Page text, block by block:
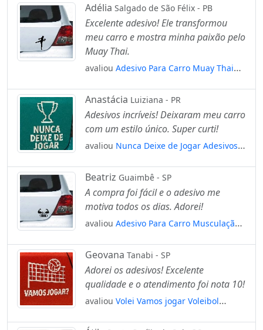
Adélia Salgado de São Félix - PB
Excelente adesivo! Ele transformou
meu carro e mostra minha paixão pelo
Muay Thai.
avaliou Adesivo Para Carro Muay Thai
Anastácia Luiziana - PR
Adesivos incríveis! Deixaram meu carro
com um estilo único. Super curti!
avaliou Nunca Deixe de Jogar Adesivos
Beatriz Guaimbê - SP
A compra foi fácil e o adesivo me
motiva todos os dias. Adorei!
avaliou Adesivo Para Carro Musculação
Geovana Tanabi - SP
Adorei os adesivos! Excelente
qualidade e o atendimento foi nota 10!
avaliou Volei Vamos jogar Voleibol